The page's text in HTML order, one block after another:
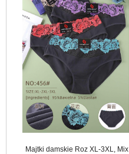
Majtki damskie Roz XL-3XL, Mix